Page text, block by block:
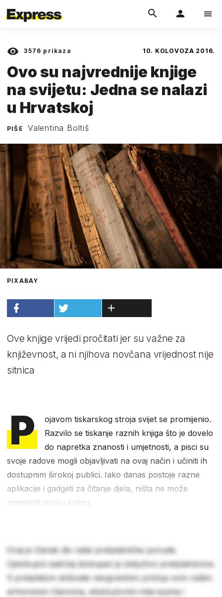
3576 prikaza 10. KOLOVOZA 2016.
Ovo su najvrednije knjige
na svijetu: Jedna se nalazi
u Hrvatskoj
PIŠE Valentina Boltiš
PIXABAY
Ove knjige vrijedi pročitati jer su važne za
književnost, a ni njihova novčana vrijednost nije
sitnica
P
ojavom tiskarskog stroja svijet se promijenio.
Razvilo se tiskanje raznih knjiga što je dovelo
do napretka znanosti i umjetnosti, a pisci su
svoje radove mogli objavljivati na ovaj način i učiniti ih
dostupnim širokoj publici. Iako danas postoje razne
aplikacije i gadgeti za čitanje djela, ništa ne može
zamijeniti pravu knjigu.
Ovaj je članak dio naše pretplatničke ponude.
Cjelokupni sadržaj dostupan je isključivo pretplatnicima.
S pretplatom dobivate neograničen pristup svim našim
arhiviranim člancima, ekskluzivnim intervjuima i